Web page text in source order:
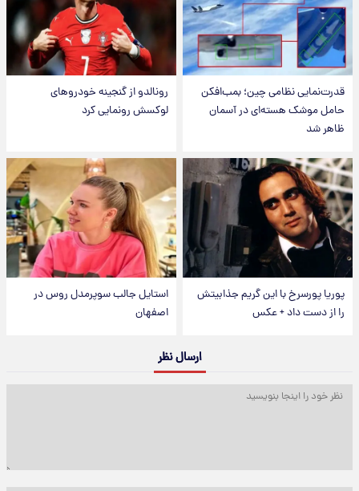
قدرت‌نمایی نظامی چین؛ بمب‌افکن
حامل موشک هسته‌ای در آسمان
ظاهر شد
رونالدو از گنجینه خودروهای
لوکسش رونمایی کرد
پوریا پورسرخ با این گریم جذابیتش
را از دست داد + عکس
استایل جالب سوپرمدل روس در
اصفهان
ارسال نظر